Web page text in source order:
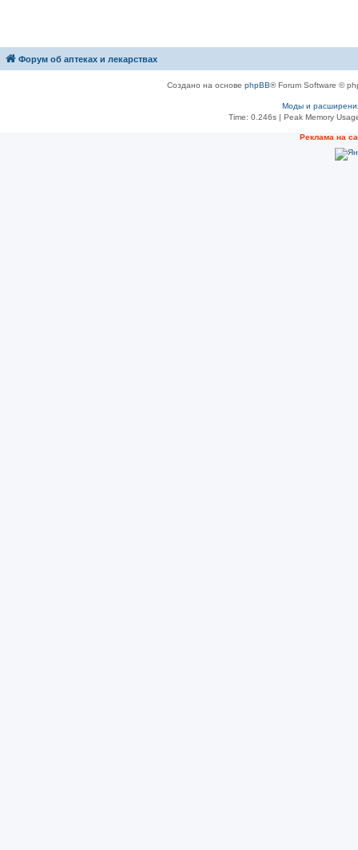
Форум об аптеках и лекарствах
Создано на основе phpBB® Forum Software ©
Моды и
Time: 0.246s| Peak Memory
Рeклама на